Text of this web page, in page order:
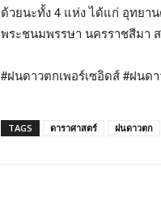
ด้วยนะทั้ง 4 แห่ง ได้แก่ อุทยา
พระชนมพรรษา นครราชสีมา
#ฝนดาวตกเพอร์เซอิดส์ #ฝนด
TAGS ดาราศาสตร์ ฝนดาวตก